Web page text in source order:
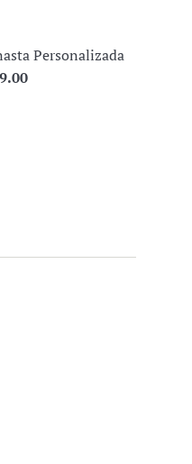
Personalizada